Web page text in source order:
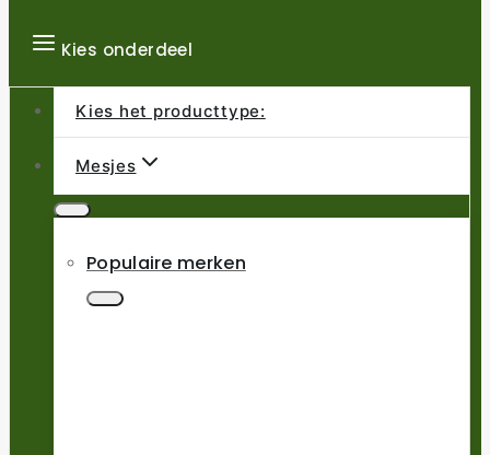
Kies onderdeel
Kies het producttype:
Mesjes
Populaire merken